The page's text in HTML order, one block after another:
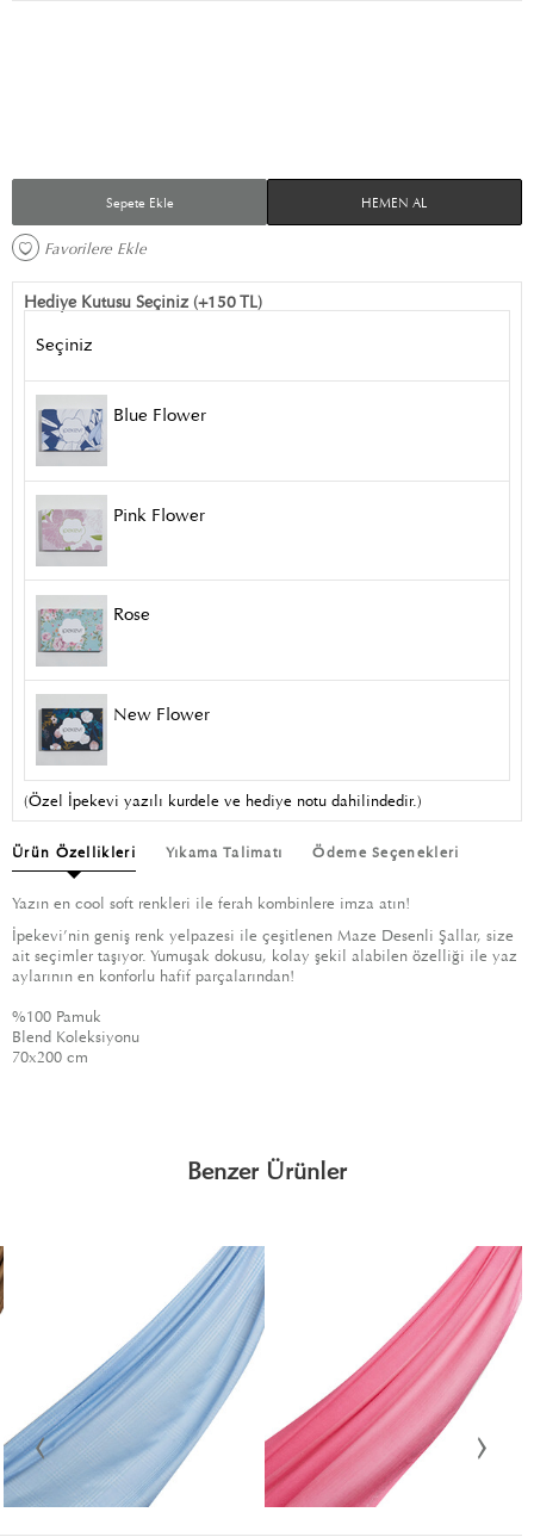
Sepete Ekle HEMEN AL
Favorilere Ekle
Hediye Kutusu Seçiniz (+150 TL)
Seçiniz
Blue Flower
Pink Flower
Rose
New Flower
(Özel İpekevi yazılı kurdele ve hediye notu dahilindedir.)
Ürün Özellikleri Yıkama Talimatı Ödeme Seçenekleri
Yazın en cool soft renkleri ile ferah kombinlere imza atın!
İpekevi’nin geniş renk yelpazesi ile çeşitlenen Maze Desenli Şallar, size
ait seçimler taşıyor. Yumuşak dokusu, kolay şekil alabilen özelliği ile yaz
aylarının en konforlu hafif parçalarından!
%100 Pamuk
Blend Koleksiyonu
70x200 cm
Benzer Ürünler